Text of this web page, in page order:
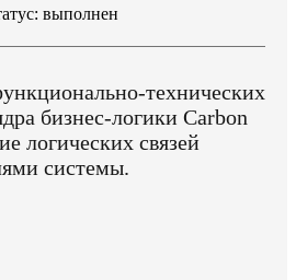
выполнен
технических
бизнес-логики Carbon
логических связей
системы.